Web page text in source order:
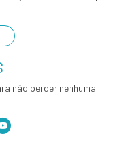
não perder nenhuma